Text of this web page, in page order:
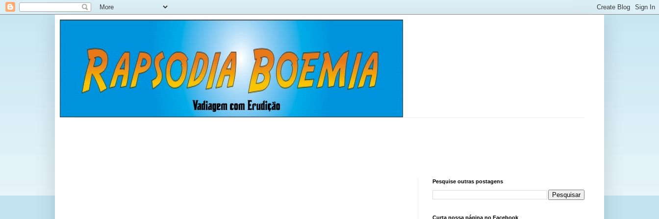
Pesquise outras postagens
Curta nossa página no Facebook